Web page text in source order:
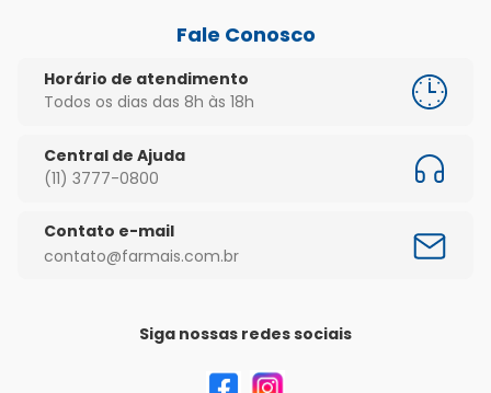
Fale Conosco
Horário de atendimento
Todos os dias das 8h às 18h
Central de Ajuda
(11) 3777-0800
Contato e-mail
contato@farmais.com.br
Siga nossas redes sociais